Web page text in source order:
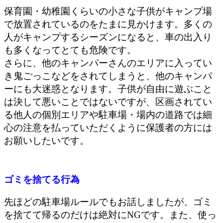
保育園・幼稚園くらいの小さな子供がキャンプ場
で放置されているのをたまに見かけます。多くの
人がキャンプするシーズンになると、車の出入り
も多くなってとても危険です。
さらに、他のキャンパーさんのエリアに入ってい
き鬼ごっこなどをされてしまうと、他のキャンパ
ーにも大迷惑となります。子供が自由に遊ぶこと
は決して悪いことではないですが、区画されてい
る他人の個別エリアや駐車場・場内の道路では細
心の注意を払っていただくように保護者の方には
お願いしたいです。
ゴミを捨てる行為
先ほどの駐車場ルールでもお話しましたが、ゴミ
を捨てて帰るのだけは絶対にNGです。また、使っ